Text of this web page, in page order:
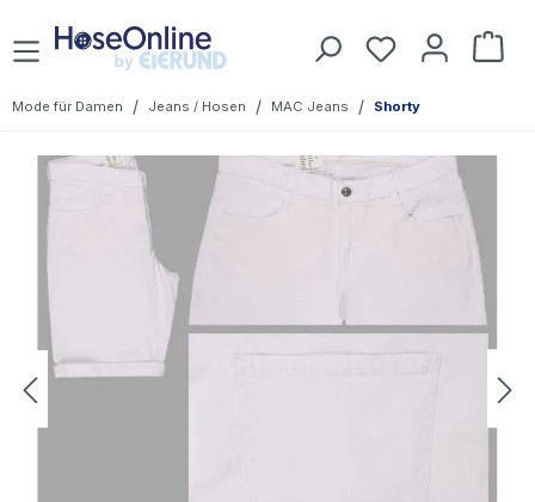
Zum Hauptinhalt springen Du hast 0
Mode für Damen / Jeans / Hosen / MAC Jeans / Shorty
Bildergalerie überspringen